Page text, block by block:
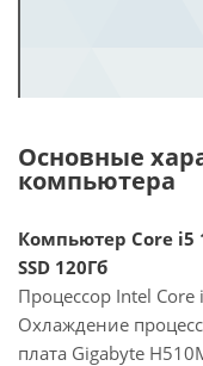
Основные
компьютера
Компьютер Core i5
SSD 120Гб
Процессор Intel Core
Охлаждение
плата Gigabyte